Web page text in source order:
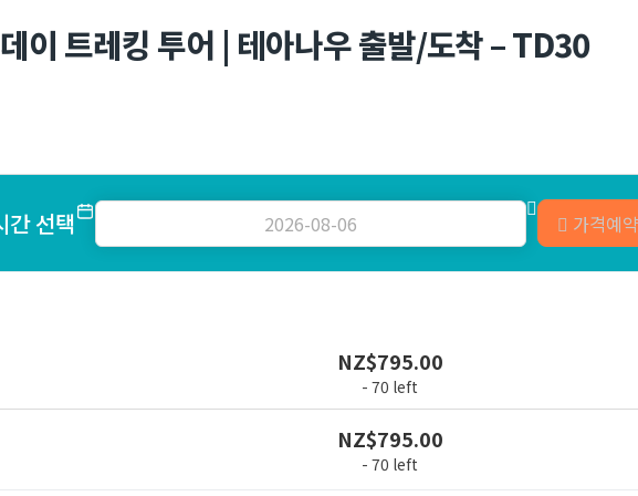
이 트레킹 투어 | 테아나우 출발/도착 – TD30
간 선택 가격예
NZ$795.00
- 70 left
NZ$795.00
- 70 left